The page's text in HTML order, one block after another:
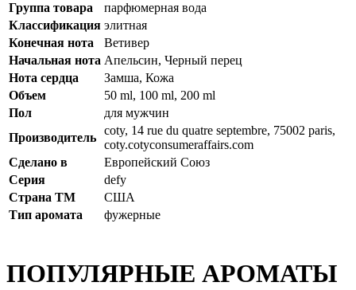
Группа товара
парфюмерная вода
Классификация элитная
Конечная нота
Ветивер
Начальная нота Апельсин, Черный перец
Нота сердца
Замша, Кожа
Объем
50 ml, 100 ml, 200 ml
Пол
для мужчин
Производитель
coty, 14 rue du quatre septembre, 75002 paris,
coty.cotyconsumeraffairs.com
Сделано в
Европейский Союз
Серия
defy
Страна ТМ
США
Тип аромата
фужерные
ПОПУЛЯРНЫЕ АРОМАТЫ